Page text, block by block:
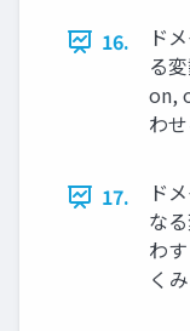
16.
ド
る
on,
わ
17.
ド
な
わ
く